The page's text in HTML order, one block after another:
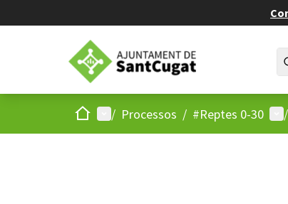
Inici Menú principal
/ Processos / #Reptes 0-30 /